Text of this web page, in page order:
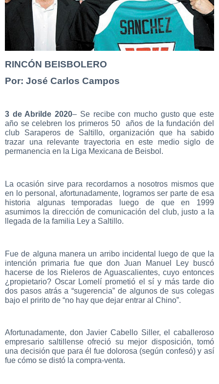
RINCÓN BEISBOLERO
Por: José Carlos Campos
3 de Abrilde 2020– Se recibe con mucho gusto que este
año se celebren los primeros 50 años de la fundación del
club Saraperos de Saltillo, organización que ha sabido
trazar una relevante trayectoria en este medio siglo de
permanencia en la Liga Mexicana de Beisbol.
La ocasión sirve para recordarnos a nosotros mismos que
en lo personal, afortunadamente, logramos ser parte de esa
historia algunas temporadas luego de que en 1999
asumimos la dirección de comunicación del club, justo a la
llegada de la familia Ley a Saltillo.
Fue de alguna manera un arribo incidental luego de que la
intención primaria fue que don Juan Manuel Ley buscó
hacerse de los Rieleros de Aguascalientes, cuyo entonces
¿propietario? Oscar Lomelí prometió el sí y más tarde dio
dos pasos atrás a “sugerencia” de algunos de sus colegas
bajo el pririto de “no hay que dejar entrar al Chino”.
Afortunadamente, don Javier Cabello Siller, el caballeroso
empresario saltillense ofreció su mejor disposición, tomó
una decisión que para él fue dolorosa (según confesó) y así
fue cómo se distó la compra-venta.